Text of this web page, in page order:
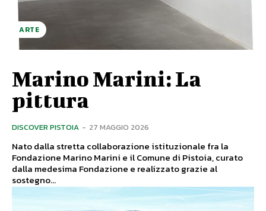
ARTE
Marino Marini: La
pittura
DISCOVER PISTOIA - 27 MAGGIO 2026
Nato dalla stretta collaborazione istituzionale fra la
Fondazione Marino Marini e il Comune di Pistoia, curato
dalla medesima Fondazione e realizzato grazie al
sostegno...